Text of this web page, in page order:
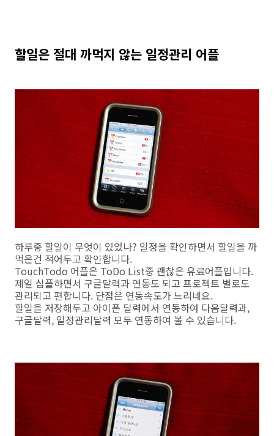
할일은 절대 까먹지 않는 일정관리 어플
하루중 할일이 무엇이 있었나? 일정을 확인하면서 할일을 까
먹은건 적어두고 확인합니다.
TouchTodo 어플은 ToDo List중 괜찮은 유료어플입니다.
제일 심플하면서 구글달력과 연동도 되고 프로젝트 별로도
관리되고 편합니다. 단점은 연동속도가 느리네요.
할일을 저장해두고 아이폰 달력에서 연동하여 다음달력과,
구글달력, 일정관리달력 모두 연동하여 볼 수 있습니다.